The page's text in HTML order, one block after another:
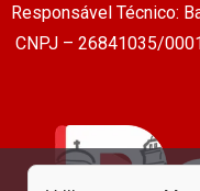
Responsável Técnico:
CNPJ – 26841035/